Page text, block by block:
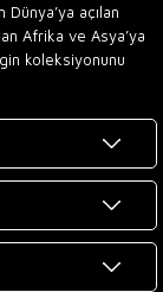
açılan
Afrika ve Asya’ya
koleksiyonunu